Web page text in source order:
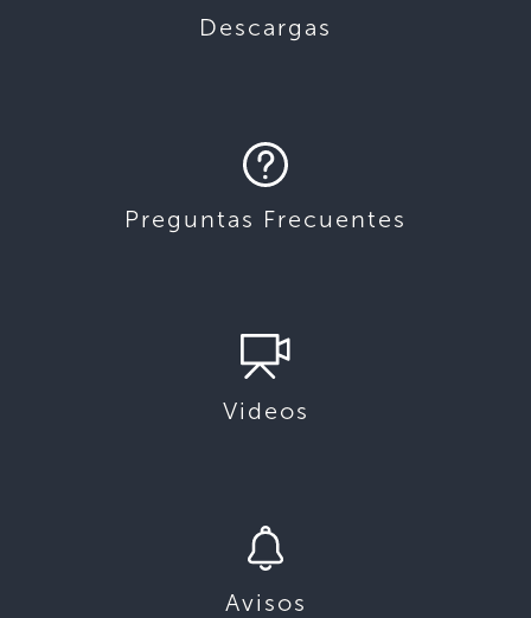
Descargas
Preguntas Frecuentes
Videos
Avisos